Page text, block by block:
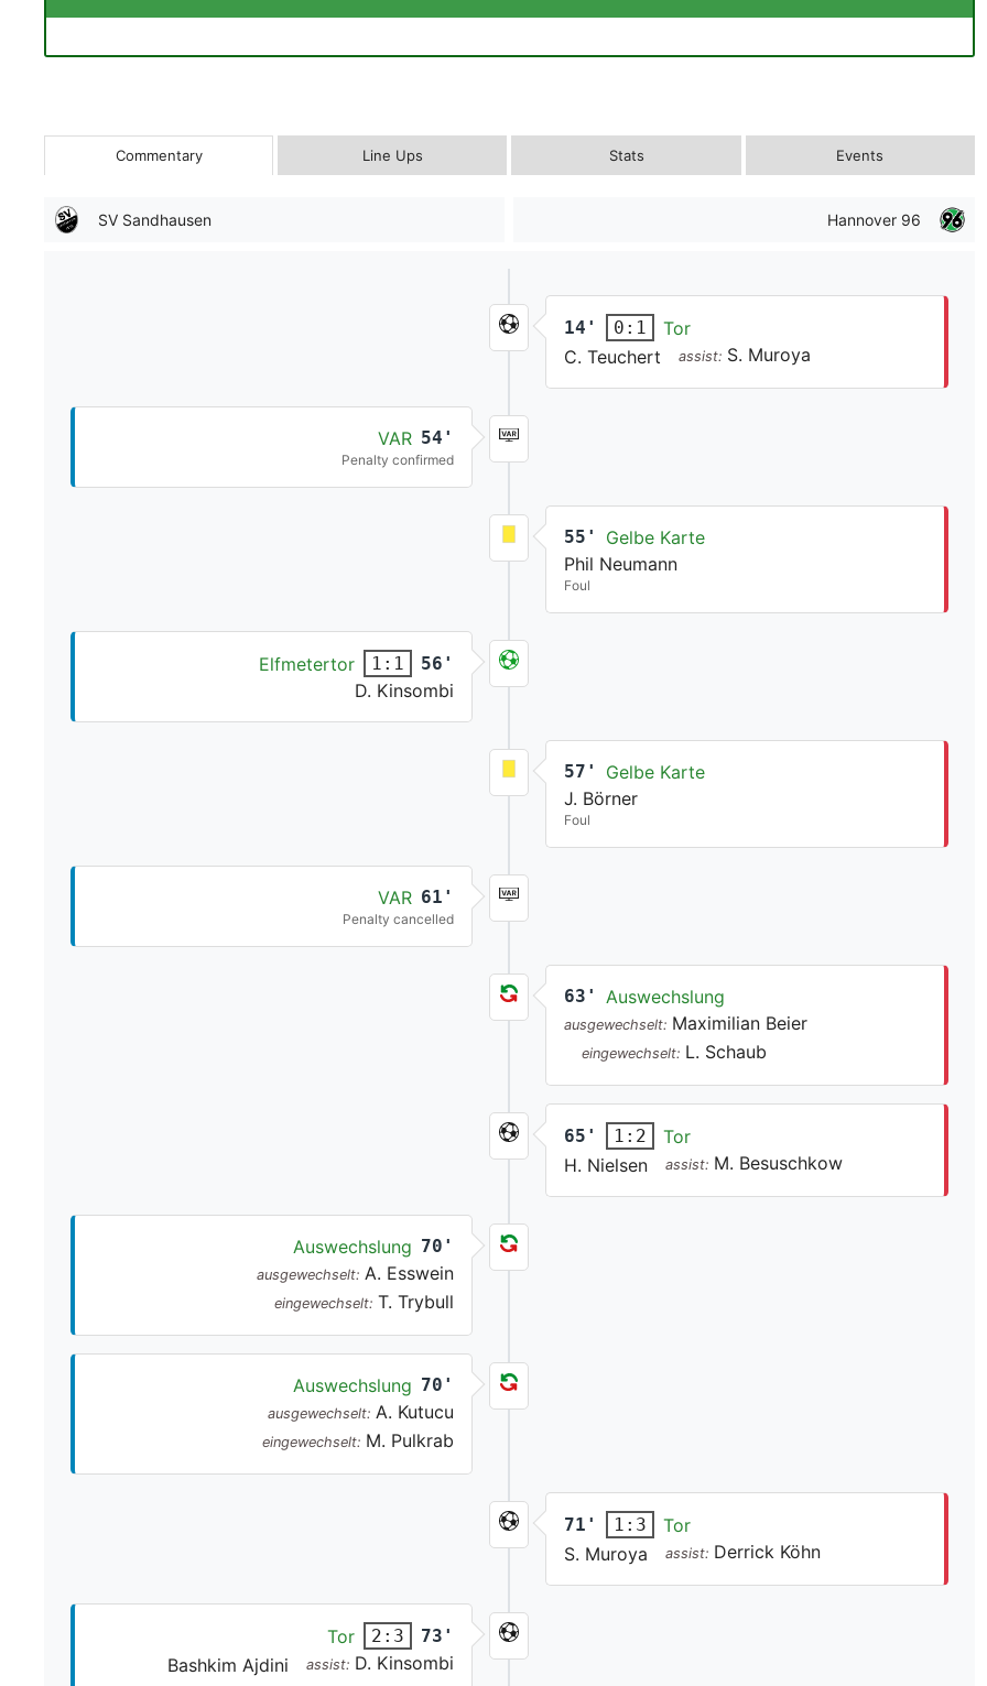
Commentary Line Ups Stats Events
SV Sandhausen Hannover 96
14' 0:1
Tor
C. Teuchert
assist: S. Muroya
VAR 54'
Penalty confirmed
55'
Gelbe Karte
Phil Neumann
Foul
Elfmetertor 1:1 56'
D. Kinsombi
57'
Gelbe Karte
J. Börner
Foul
VAR 61'
Penalty cancelled
63' Auswechslung
ausgewechselt: Maximilian Beier
eingewechselt: L. Schaub
65' 1:2
Tor
H. Nielsen
assist: M. Besuschkow
Auswechslung 70'
ausgewechselt: A. Esswein
eingewechselt: T. Trybull
Auswechslung 70'
ausgewechselt: A. Kutucu
eingewechselt: M. Pulkrab
71' 1:3
Tor
S. Muroya
assist: Derrick Köhn
Tor 2:3 73'
Bashkim Ajdini assist: D. Kinsombi